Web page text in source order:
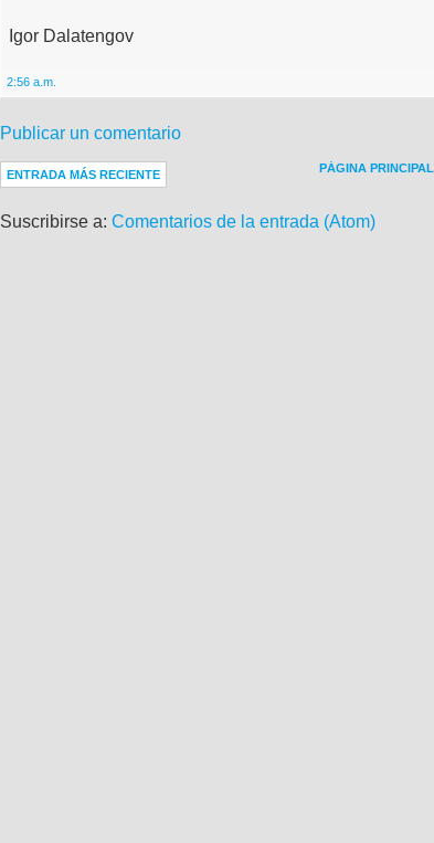
Igor Dalatengov
2:56 a.m.
Publicar un comentario
ENTRADA MÁS RECIENTE PÁGINA PRINCIPAL
Suscribirse a: Comentarios de la entrada (Atom)